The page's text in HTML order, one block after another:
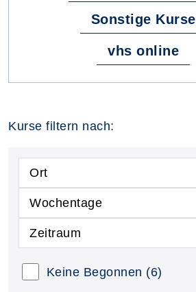
Sonstige Kurse
vhs online
Kurse filtern nach:
Ort
Wochentage
Zeitraum
Keine Begonnen (6)